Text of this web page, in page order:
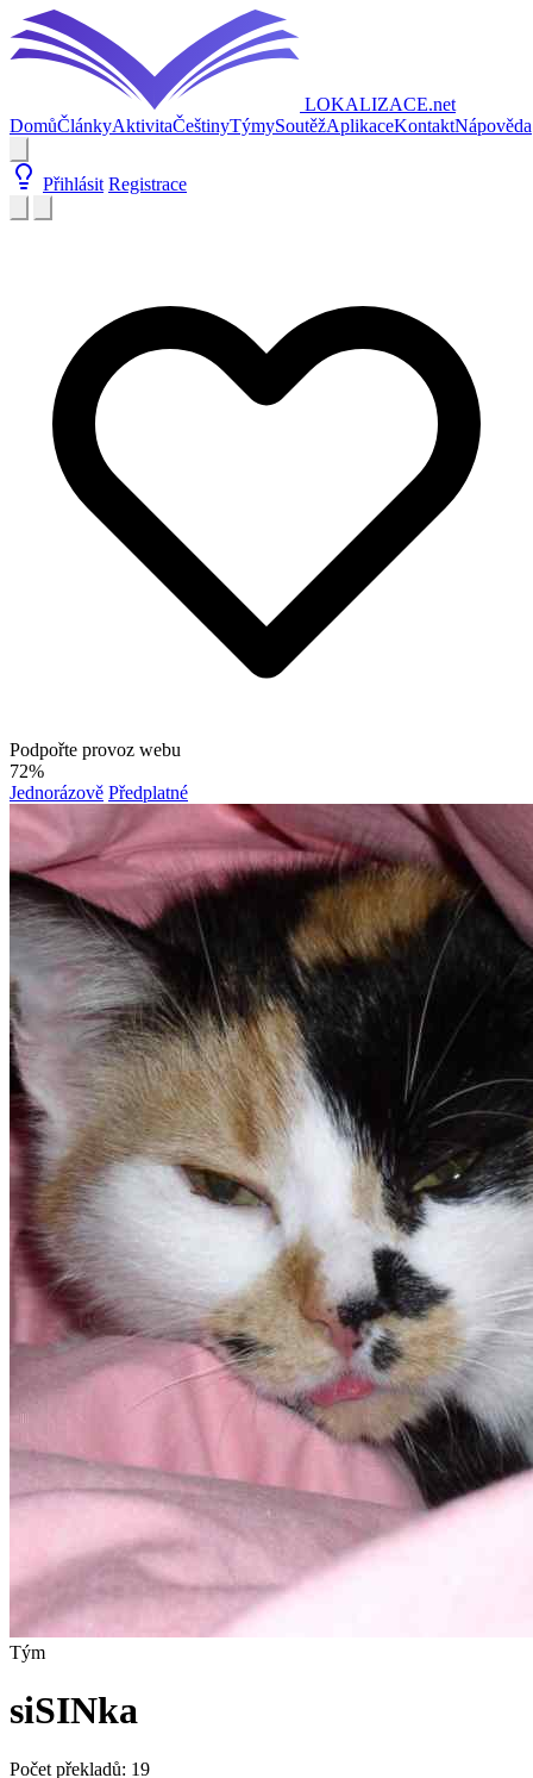
LOKALIZACE.net
DomůČlánkyAktivitaČeštinyTýmySoutěžAplikaceKontaktNápověda
Přihlásit Registrace
Podpořte provoz webu
72%
Jednorázově Předplatné
Tým
siSINka
Počet překladů: 19